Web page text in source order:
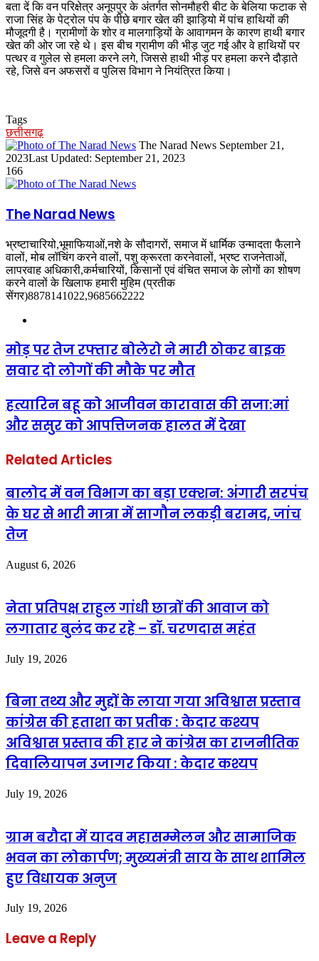
बता दें कि वन परिक्षेत्र अनूपपुर के अंतर्गत सोनमौहरी बीट के बेलिया फटाक से
राजा सिंह के पेट्रोल पंप के पीछे बगार खेत की झाड़ियो में पांच हाथियों की
मौजूदगी है। ग्रामीणों के शोर व मालगाड़ियों के आवागमन के कारण हाथी बगार
खेत की ओर जा रहे थे। इस बीच ग्रामीण की भीड़ जुट गई और वे हाथियों पर
पत्थर व गुलेल से हमला करने लगे, जिससे हाथी भीड़ पर हमला करने दौड़ाते
रहे, जिसे वन अफसरों व पुलिस विभाग ने नियंत्रित किया।
Tags
छत्तीसगढ़
The Narad News Send
September 21,
2023Last Updated: September 21, 2023
166
The Narad News
भ्रष्टाचारियो,भूमाफियाओं,नशे के सौदागरों, समाज में धार्मिक उन्मादता फैलाने
वालों, मोब लॉचिंग करने वालों, पशु क्रूरता करनेवालों, भ्रष्ट राजनेताओं,
लापरवाह अधिकारी,कर्मचारियों, किसानों एवं वंचित समाज के लोगों का शोषण
करने वालों के खिलाफ हमारी मुहिम (प्रतीक
सेंगर)8878141022,9685662222
मोड़ पर तेज रफ्तार बोलेरो ने मारी ठोकर बाइक
सवार दो लोगों की मौके पर मौत
हत्यारिन बहू को आजीवन कारावास की सजा:मां
और ससुर को आपत्तिजनक हालत में देखा
Related Articles
बालोद में वन विभाग का बड़ा एक्शन: अंगारी सरपंच
के घर से भारी मात्रा में सागौन लकड़ी बरामद, जांच
तेज
August 6, 2026
नेता प्रतिपक्ष राहुल गांधी छात्रों की आवाज को
लगातार बुलंद कर रहे – डॉ. चरणदास महंत
July 19, 2026
बिना तथ्य और मुद्दों के लाया गया अविश्वास प्रस्ताव
कांग्रेस की हताशा का प्रतीक : केदार कश्यप
अविश्वास प्रस्ताव की हार ने कांग्रेस का राजनीतिक
दिवालियापन उजागर किया : केदार कश्यप
July 19, 2026
ग्राम बरौदा में यादव महासम्मेलन और सामाजिक
भवन का लोकार्पण; मुख्यमंत्री साय के साथ शामिल
हुए विधायक अनुज
July 19, 2026
Leave a Reply